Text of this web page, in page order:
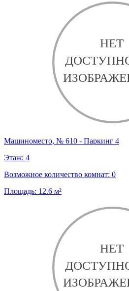
Машиноместо, № 610 - Паркинг 4
Этаж: 4
Возможное количество комнат: 0
Площадь: 12.6 м²